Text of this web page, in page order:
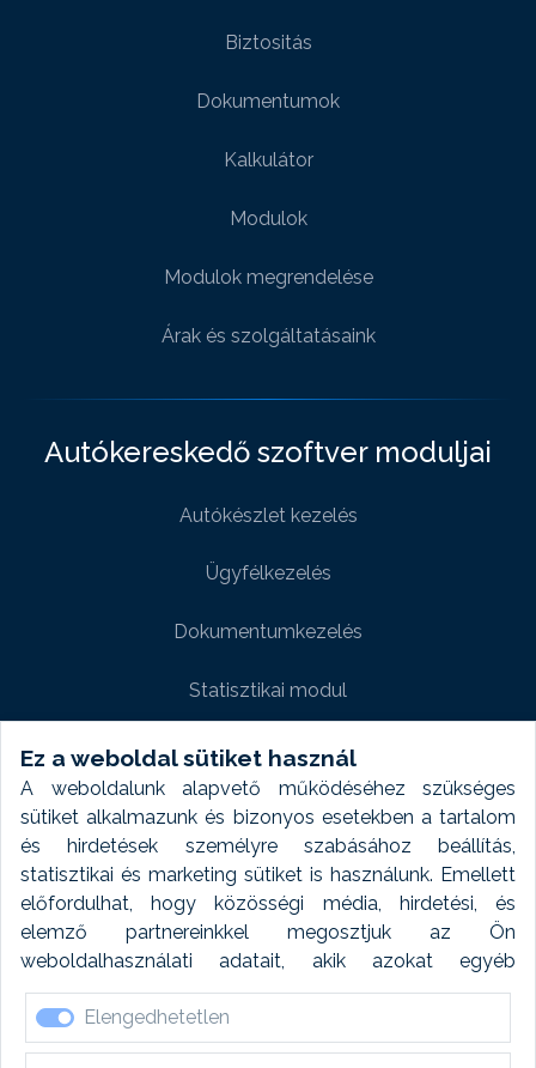
Ez a weboldal sütiket használ
A weboldalunk alapvető működéséhez szükséges
sütiket alkalmazunk és bizonyos esetekben a tartalom
és hirdetések személyre szabásához beállítás,
statisztikai és marketing sütiket is használunk. Emellett
előfordulhat, hogy közösségi média, hirdetési, és
elemző partnereinkkel megosztjuk az Ön
weboldalhasználati adatait, akik azokat egyéb
forrásokból gyűjtött adatokkal kombinálhatják. A sütik
elfogadásával kapcsolatosan naplózást végzünk és
ezen adatokat 6 hónap után automatikusan töröljük. A
Elengedhetetlen
Biztositás
Dokumentumok
Kalkulátor
Modulok
Modulok megrendelése
Árak és szolgáltatásaink
Autókereskedő szoftver moduljai
Autókészlet kezelés
Ügyfélkezelés
Dokumentumkezelés
Statisztikai modul
Weboldal modul
Fényképtár extra modul
Autómosó modul
Feladatütemezés